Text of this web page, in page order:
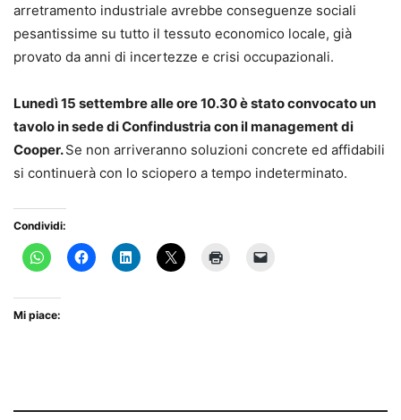
arretramento industriale avrebbe conseguenze sociali
pesantissime su tutto il tessuto economico locale, già
provato da anni di incertezze e crisi occupazionali.
Lunedì 15 settembre alle ore 10.30 è stato convocato un
tavolo in sede di Confindustria con il management di
Cooper.Se non arriveranno soluzioni concrete ed affidabili
si continuerà con lo sciopero a tempo indeterminato.
Condividi:
Mi piace: